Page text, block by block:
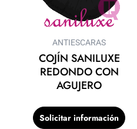
ANTIESCARAS
COJÍN SANILUXE
REDONDO CON
AGUJERO
Solicitar información